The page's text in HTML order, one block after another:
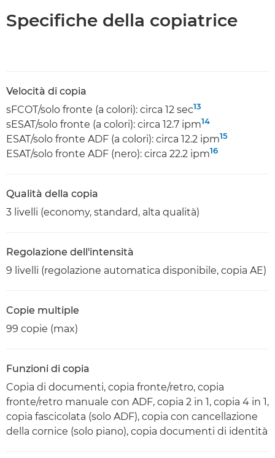
Specifiche della copiatrice
Velocità di copia
sFCOT/solo fronte (a colori): circa 12 sec13
sESAT/solo fronte (a colori): circa 12.7 ipm14
ESAT/solo fronte ADF (a colori): circa 12.2 ipm15
ESAT/solo fronte ADF (nero): circa 22.2 ipm16
Qualità della copia
3 livelli (economy, standard, alta qualità)
Regolazione dell'intensità
9 livelli (regolazione automatica disponibile, copia AE)
Copie multiple
99 copie (max)
Funzioni di copia
Copia di documenti, copia fronte/retro, copia
fronte/retro manuale con ADF, copia 2 in 1, copia 4 in 1,
copia fascicolata (solo ADF), copia con cancellazione
della cornice (solo piano), copia documenti di identità